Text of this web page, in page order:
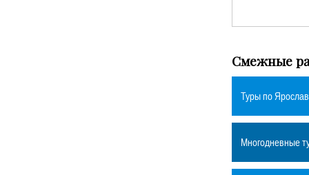
Смежные
Туры по
Многодневные